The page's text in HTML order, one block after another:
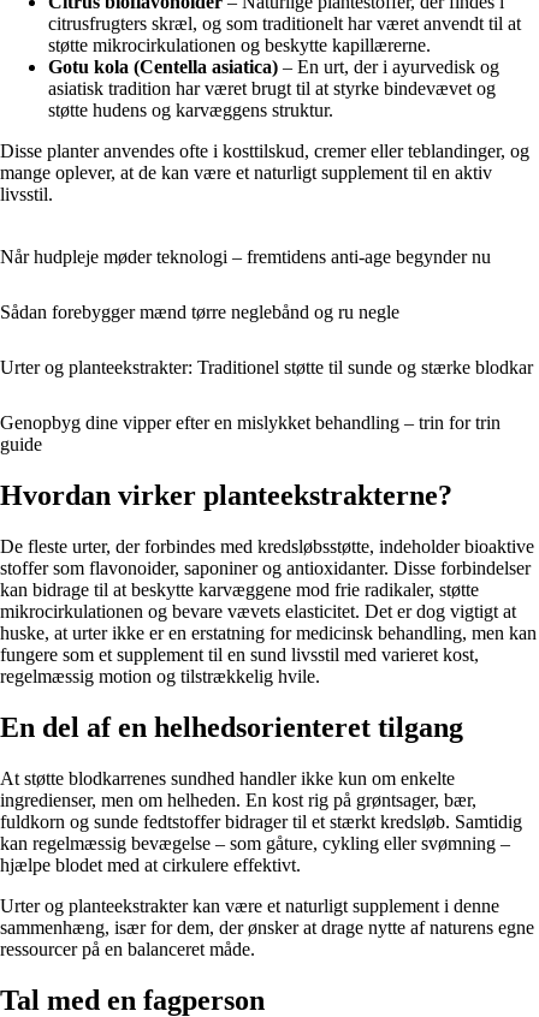
citrusfrugters skræl, og som traditionelt har været anvendt til at
støtte mikrocirkulationen og beskytte kapillærerne.
Gotu kola (Centella asiatica) – En urt, der i ayurvedisk og
asiatisk tradition har været brugt til at styrke bindevævet og
støtte hudens og karvæggens struktur.
Disse planter anvendes ofte i kosttilskud, cremer eller teblandinger, og
mange oplever, at de kan være et naturligt supplement til en aktiv
livsstil.
Når hudpleje møder teknologi – fremtidens anti-age begynder nu
Sådan forebygger mænd tørre neglebånd og ru negle
Urter og planteekstrakter: Traditionel støtte til sunde og stærke blodkar
Genopbyg dine vipper efter en mislykket behandling – trin for trin
guide
Hvordan virker planteekstrakterne?
De fleste urter, der forbindes med kredsløbsstøtte, indeholder bioaktive
stoffer som flavonoider, saponiner og antioxidanter. Disse forbindelser
kan bidrage til at beskytte karvæggene mod frie radikaler, støtte
mikrocirkulationen og bevare vævets elasticitet. Det er dog vigtigt at
huske, at urter ikke er en erstatning for medicinsk behandling, men kan
fungere som et supplement til en sund livsstil med varieret kost,
regelmæssig motion og tilstrækkelig hvile.
En del af en helhedsorienteret tilgang
At støtte blodkarrenes sundhed handler ikke kun om enkelte
ingredienser, men om helheden. En kost rig på grøntsager, bær,
fuldkorn og sunde fedtstoffer bidrager til et stærkt kredsløb. Samtidig
kan regelmæssig bevægelse – som gåture, cykling eller svømning –
hjælpe blodet med at cirkulere effektivt.
Urter og planteekstrakter kan være et naturligt supplement i denne
sammenhæng, især for dem, der ønsker at drage nytte af naturens egne
ressourcer på en balanceret måde.
Tal med en fagperson